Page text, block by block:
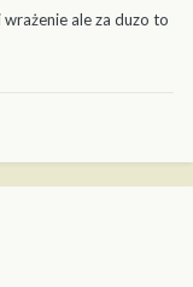
ale za duzo to